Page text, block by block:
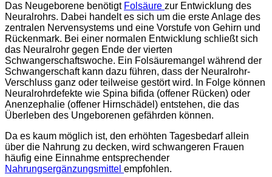
Das Neugeborene benötigt Folsäure zur Entwicklung des
Neuralrohrs. Dabei handelt es sich um die erste Anlage des
zentralen Nervensystems und eine Vorstufe von Gehirn und
Rückenmark. Bei einer normalen Entwicklung schließt sich
das Neuralrohr gegen Ende der vierten
Schwangerschaftswoche. Ein Folsäuremangel während der
Schwangerschaft kann dazu führen, dass der Neuralrohr-
Verschluss ganz oder teilweise gestört wird. In Folge können
Neuralrohrdefekte wie Spina bifida (offener Rücken) oder
Anenzephalie (offener Hirnschädel) entstehen, die das
Überleben des Ungeborenen gefährden können.
Da es kaum möglich ist, den erhöhten Tagesbedarf allein
über die Nahrung zu decken, wird schwangeren Frauen
häufig eine Einnahme entsprechender
Nahrungsergänzungsmittel empfohlen.